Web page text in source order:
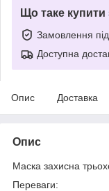
Що таке
Замовлення
Доступна
Опис Доставка
Опис
Маска захисна
Переваги: